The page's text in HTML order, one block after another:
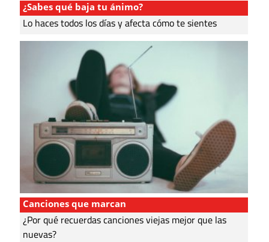
¿Sabes qué baja tu ánimo?
Lo haces todos los días y afecta cómo te sientes
Canciones que marcan
¿Por qué recuerdas canciones viejas mejor que las
nuevas?